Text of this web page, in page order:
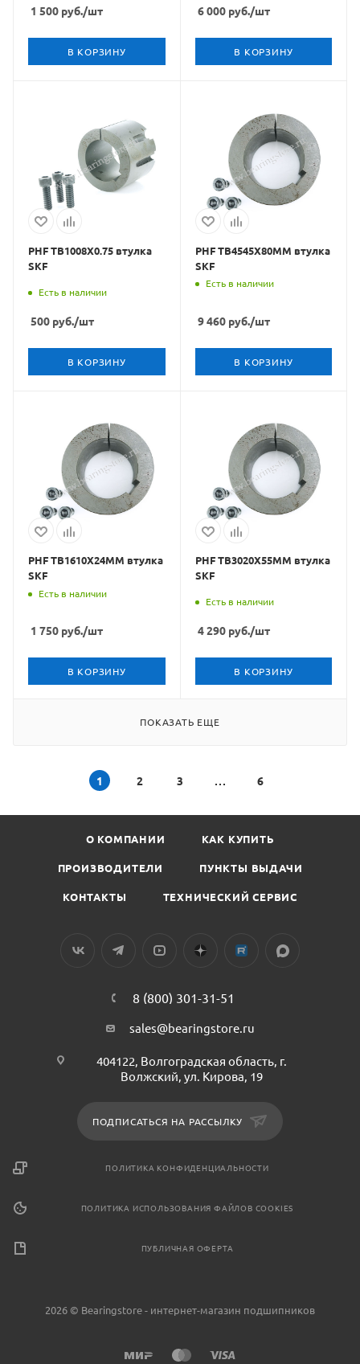
1 500 руб./шт
В КОРЗИНУ
6 000руб./шт
В КОРЗИНУ
PHF TB1008X0.75 втулка
SKF
Есть в наличии
500 руб./шт
В КОРЗИНУ
PHF TB4545X80MM втулка
SKF
Есть в наличии
9 460руб./шт
В КОРЗИНУ
PHF TB1610X24MM втулка
SKF
Есть в наличии
1 750 руб./шт
В КОРЗИНУ
PHF TB3020X55MM втулка
SKF
Есть в наличии
4 290руб./шт
В КОРЗИНУ
ПОКАЗАТЬ ЕЩЕ
1 2 3 6
О КОМПАНИИ КАК КУПИТЬ
ПРОИЗВОДИТЕЛИ ПУНКТЫ ВЫДАЧИ
КОНТАКТЫ ТЕХНИЧЕСКИЙ СЕРВИС
8 (800) 301-31-51
sales@bearingstore.ru
404122, Волгоградская область, г.
Волжский, ул. Кирова, 19
ПОДПИСАТЬСЯ НА РАССЫЛКУ
ПОЛИТИКА КОНФИДЕНЦИАЛЬНОСТИ
ПОЛИТИКА ИСПОЛЬЗОВАНИЯ ФАЙЛОВ COOKIES
ПУБЛИЧНАЯ ОФЕРТА
2026 © Bearingstore - интернет-магазин подшипников